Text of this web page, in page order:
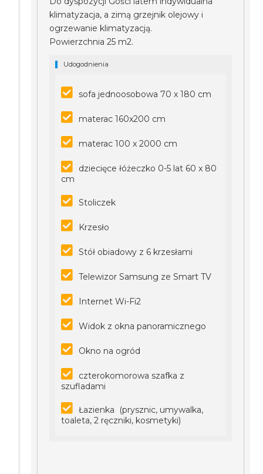
klimatyzacja, a zimą grzejnik olejowy i
ogrzewanie klimatyzacją.
Powierzchnia 25 m2.
Udogodnienia
sofa jednoosobowa 70 x 180 cm
materac 160x200 cm
materac 100 x 2000 cm
dziecięce łóżeczko 0-5 lat 60 x 80
cm
Stoliczek
Krzesło
Stół obiadowy z 6 krzesłami
Telewizor Samsung ze Smart TV
Internet Wi-Fi2
Widok z okna panoramicznego
Okno na ogród
czterokomorowa szafka z
szufladami
Łazienka (prysznic, umywalka,
toaleta, 2 ręczniki, kosmetyki)